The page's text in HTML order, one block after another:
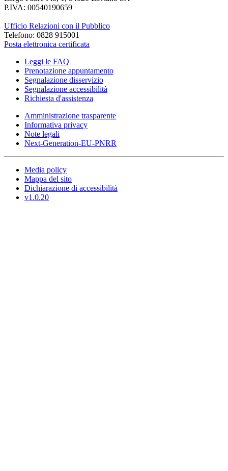
P.IVA: 00540190659
Ufficio Relazioni con il Pubblico
Telefono: 0828 915001
Posta elettronica certificata
Leggi le FAQ
Prenotazione appuntamento
Segnalazione disservizio
Segnalazione accessibilità
Richiesta d'assistenza
Amministrazione trasparente
Informativa privacy
Note legali
Next-Generation-EU-PNRR
Media policy
Mappa del sito
Dichiarazione di accessibilità
v1.0.20